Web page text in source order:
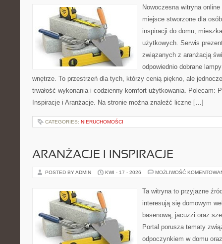
Nowoczesna witryna
miejsce stworzone dla
inspiracji do domu,
użytkowych. Serwis
związanych z aranżacją
odpowiednio dobrane
wnętrze. To przestrzeń dla tych, którzy cenią piękno, ale
trwałość wykonania i codzienny komfort użytkowania. Polecam:
Inspiracje i Aranżacje. Na stronie można znaleźć liczne […]
CATEGORIES: NIERUCHOMOŚCI
ARANŻACJE I INSPIRACJE
POSTED BY ADMIN KWI - 17 - 2026 MOŻLIWOŚĆ
Ta witryna to przyjazne
interesują się domowym
basenową, jacuzzi oraz
Portal porusza tematy
odpoczynkiem w domu